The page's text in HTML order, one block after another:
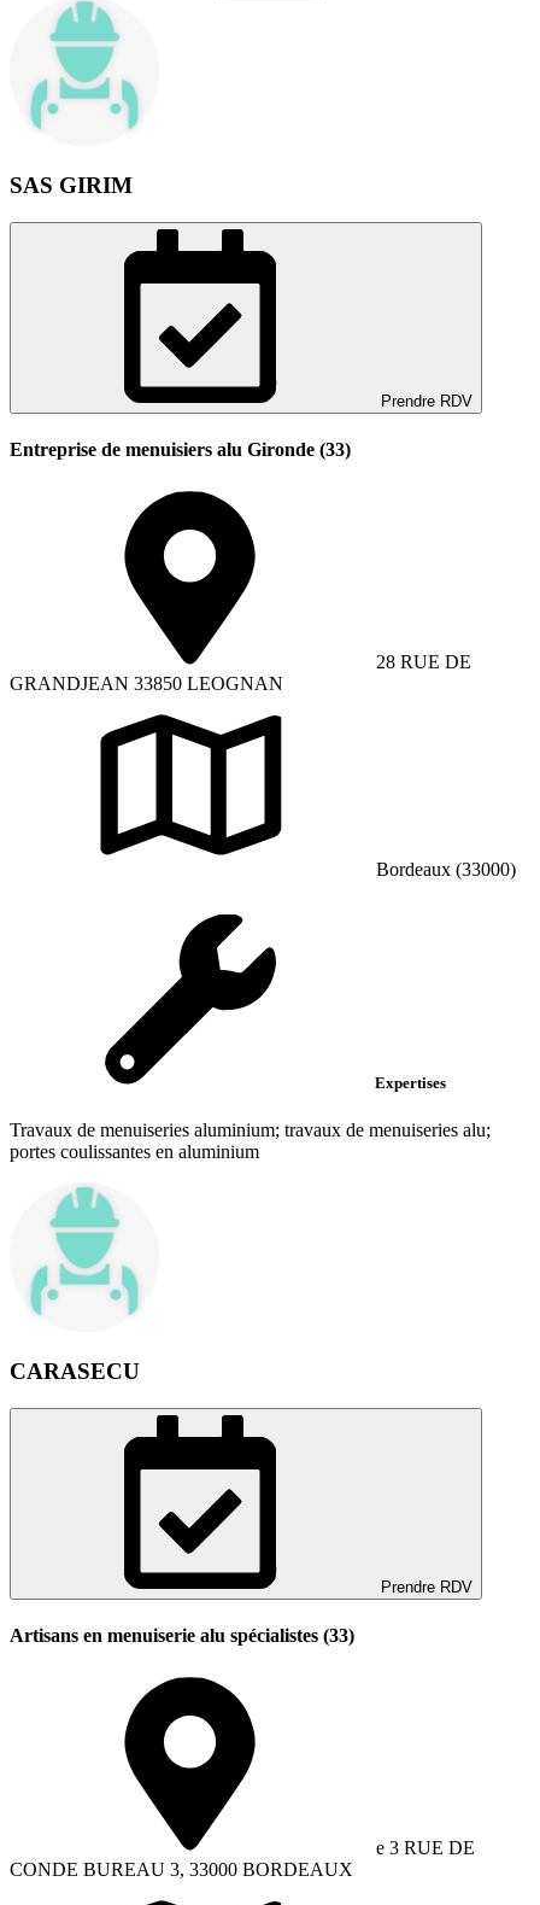
SAS GIRIM
Prendre RDV
Entreprise de menuisiers alu Gironde (33)
28 RUE DE
GRANDJEAN 33850 LEOGNAN
Bordeaux (33000)
Expertises
Travaux de menuiseries aluminium; travaux de menuiseries alu;
portes coulissantes en aluminium
CARASECU
Prendre RDV
Artisans en menuiserie alu spécialistes (33)
e 3 RUE DE
CONDE BUREAU 3, 33000 BORDEAUX